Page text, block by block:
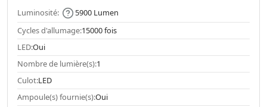
Luminosité:
5900 Lumen
Cycles d'allumage:15000 fois
LED:Oui
Nombre de lumière(s):1
Culot:LED
Ampoule(s) fournie(s):Oui